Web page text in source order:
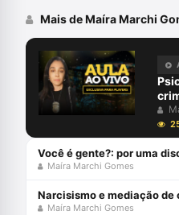
Mais de Maíra Marchi
Maíra Marchi Gomes
Maíra Marchi Gomes